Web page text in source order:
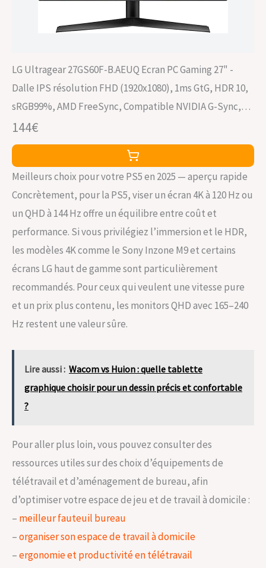
LG Ultragear 27GS60F-B.AEUQ Ecran PC Gaming 27" -
Dalle IPS résolution FHD (1920x1080), 1ms GtG, HDR 10,
sRGB99%, AMD FreeSync, Compatible NVIDIA G-Sync,
inclinable, DisplayPort 1.4, HDMI 2.0
144€
Meilleurs choix pour votre PS5 en 2025 — aperçu rapide
Concrètement, pour la PS5, viser un écran 4K à 120 Hz ou
un QHD à 144 Hz offre un équilibre entre coût et
performance. Si vous privilégiez l’immersion et le HDR,
les modèles 4K comme le Sony Inzone M9 et certains
écrans LG haut de gamme sont particulièrement
recommandés. Pour ceux qui veulent une vitesse pure
et un prix plus contenu, les monitors QHD avec 165–240
Hz restent une valeur sûre.
Lire aussi : Wacom vs Huion : quelle tablette
graphique choisir pour un dessin précis et confortable
?
Pour aller plus loin, vous pouvez consulter des
ressources utiles sur des choix d’équipements de
télétravail et d’aménagement de bureau, afin
d’optimiser votre espace de jeu et de travail à domicile :
– meilleur fauteuil bureau
–organiser son espace de travail à domicile
–ergonomie et productivité en télétravail